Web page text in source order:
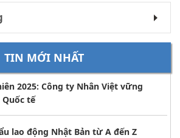
TIN MỚI NHẤT
2025: Công ty Nhân Việt vững
tế
lao động Nhật Bản từ A đến Z